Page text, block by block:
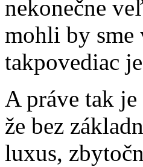
nekonečne
mohli by sme
takpovediac
A práve tak
že bez
luxus,